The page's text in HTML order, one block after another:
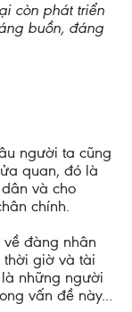
còn phát triển
buồn, đáng
người ta cũng
quan, đó là
và cho
chính.
đàng nhân
giờ và tài
những người
vấn đề này...